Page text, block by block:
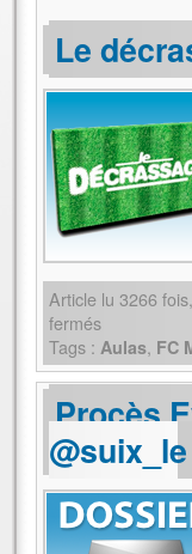
Le
Article lu 3266
fermés
Tags : Aulas, FC
Procès
@suix_le